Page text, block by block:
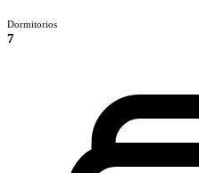
Dormitorios
7